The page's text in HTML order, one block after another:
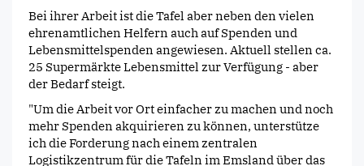
Bei ihrer Arbeit ist die Tafel aber neben den vielen
ehrenamtlichen Helfern auch auf Spenden und
Lebensmittelspenden angewiesen. Aktuell stellen ca.
25 Supermärkte Lebensmittel zur Verfügung - aber
der Bedarf steigt.
"Um die Arbeit vor Ort einfacher zu machen und noch
mehr Spenden akquirieren zu können, unterstütze
ich die Forderung nach einem zentralen
Logistikzentrum für die Tafeln im Emsland über das